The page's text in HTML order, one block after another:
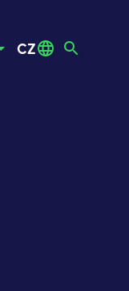
CZ